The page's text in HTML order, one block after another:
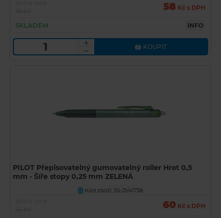
58 Kč s DPH
SKLADEM INFO
KOUPIT
PILOT Přepisovatelný gumovatelný roller Hrot 0,5
mm - Šíře stopy 0,25 mm ZELENÁ
U
Kód zboží: 55-21/41738
60 Kč s DPH